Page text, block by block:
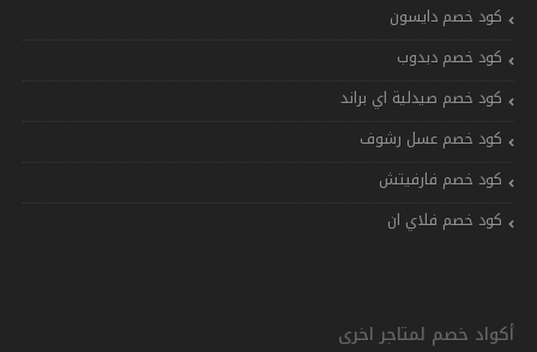
كود خصم دايسون
كود خصم دبدوب
كود خصم صيدلية اي براند
كود خصم عسل رشوف
كود خصم فارفيتش
كود خصم فلاي ان
أكواد خصم لمتاجر اخرى